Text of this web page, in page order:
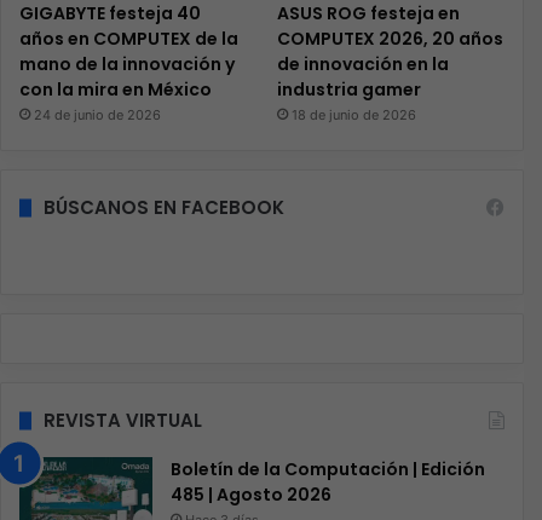
GIGABYTE festeja 40
años en COMPUTEX de la
mano de la innovación y
con la mira en México
24 de junio de 2026
ASUS ROG festeja en
COMPUTEX 2026, 20 años
de innovación en la
industria gamer
18 de junio de 2026
BÚSCANOS EN FACEBOOK
REVISTA VIRTUAL
Boletín de la Computación | Edición
485 | Agosto 2026